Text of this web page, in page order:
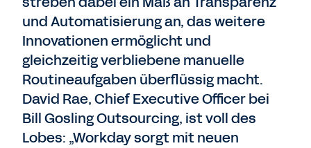
und Automatisierung an, das weitere
Innovationen ermöglicht und
gleichzeitig verbliebene manuelle
Routineaufgaben überflüssig macht.
David Rae, Chief Executive Officer bei
Bill Gosling Outsourcing, ist voll des
Lobes: „Workday sorgt mit neuen